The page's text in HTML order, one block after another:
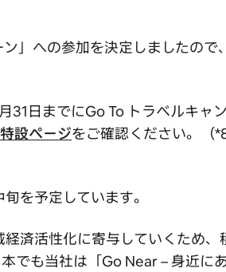
」への参加を決定しましたので
日までにGo To トラベルキャ
設ページをご確認ください。（
を予定しています。
済活性化に寄与していくため、
でも当社は「Go Near – 身近に